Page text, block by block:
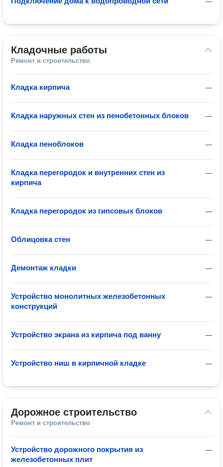
Кладочные работы
Ремонт и строительство
—
Кладка кирпича
—
Кладка наружных стен из пенобетонных блоков
—
Кладка пеноблоков
—
Кладка перегородок и внутренних стен из
кирпича
—
Кладка перегородок из гипсовых блоков
—
Облицовка стен
—
Демонтаж кладки
—
Устройство монолитных железобетонных
конструкций
—
Устройство экрана из кирпича под ванну
—
Устройство ниш в кирпичной кладке
Дорожное строительство
Ремонт и строительство
—
Устройство дорожного покрытия из
железобетонных плит